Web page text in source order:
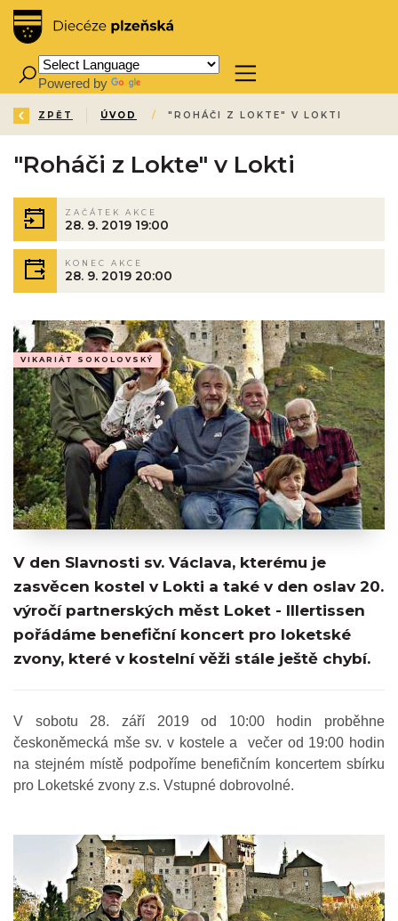
Powered by
ZPĚT ÚVOD / "ROHÁČI Z LOKTE" V LOKTI
"Roháči z Lokte" v Lokti
ZAČÁTEK AKCE
28. 9. 2019 19:00
KONEC AKCE
28. 9. 2019 20:00
VIKARIÁT SOKOLOVSKÝ
V den Slavnosti sv. Václava, kterému je
zasvěcen kostel v Lokti a také v den oslav 20.
výročí partnerských měst Loket - Illertissen
pořádáme benefiční koncert pro loketské
zvony, které v kostelní věži stále ještě chybí.
V sobotu 28. září 2019 od 10:00 hodin proběhne
českoněmecká mše sv. v kostele a večer od 19:00 hodin
na stejném místě podpoříme benefičním koncertem sbírku
pro Loketské zvony z.s. Vstupné dobrovolné.